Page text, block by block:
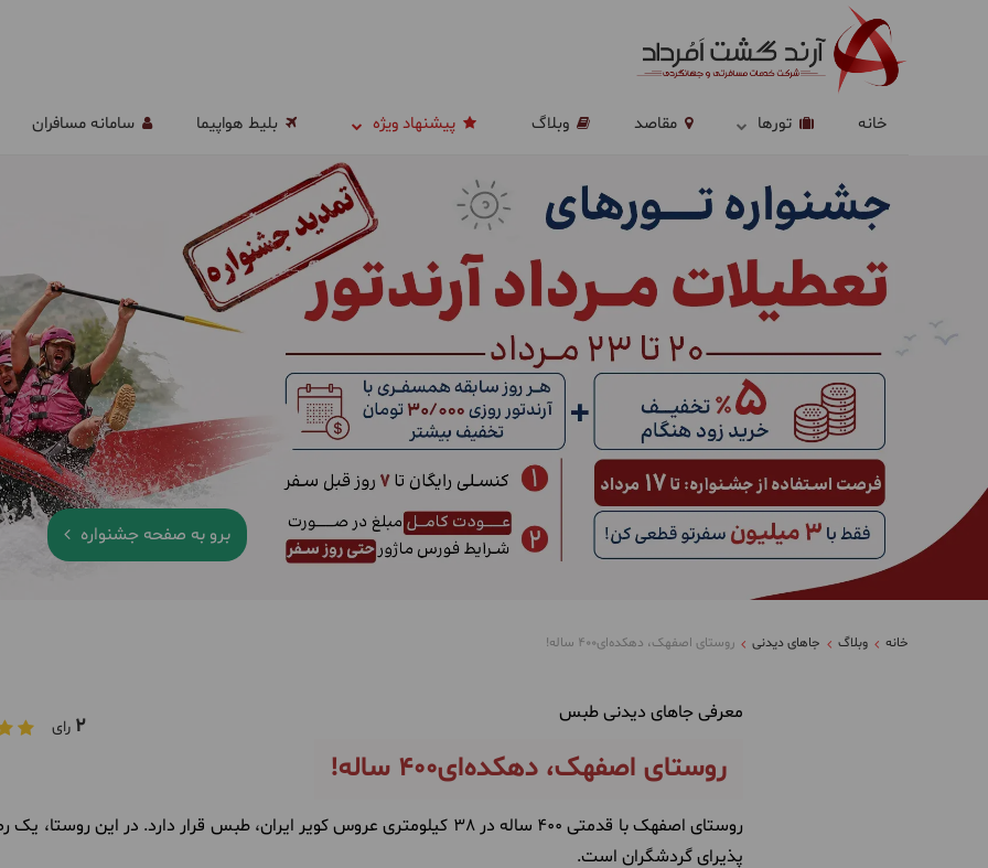
خانه تورها مقاصد وبلاگ پیشنهاد ویژه بلیط هواپیما سامانه مسافران
برو به صفحه جشنواره
خانه وبلاگ جاهای دیدنی روستای اصفهک، دهکده‌ای400 ساله!
معرفی جاهای دیدنی طبس
روستای اصفهک، دهکده‌ای400 ساله!
2 رای
روستای اصفهک با قدمتی 400 ساله در 38 کیلومتری عروس کویر ایران، طبس قرار دارد. در
پذیرای گردشگران است.